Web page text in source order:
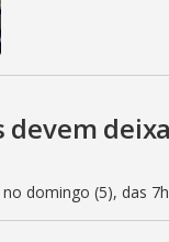
devem
domingo (5), das